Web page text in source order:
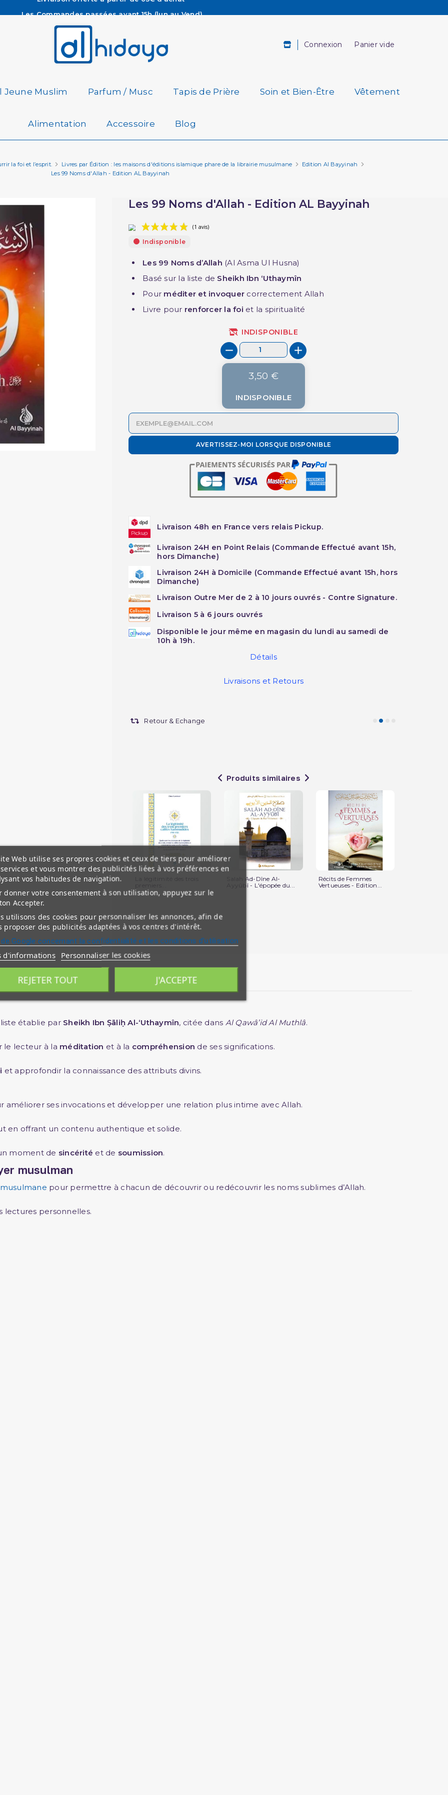
Besoin d'aide ? Retrouvez notre FAQ
Livraison offerte à partir de 65€ d'achat*
Connexion Panier vide
Jeune Muslim Parfum / Musc Tapis de Prière Soin et Bien-Être Vêtement
Alimentation Accessoire Blog
la foi et l’esprit. Livres par Édition : les maisons d'éditions islamique phare de la librairie musulmane
Edition Al Bayyinah
Les 99 Noms d'Allah - Edition AL Bayyinah
Les 99 Noms d'Allah - Edition AL Bayyinah
(1 avis)
Indisponible
Les 99 Noms d’Allah (Al Asma Ul Husna)
Basé sur la liste de Sheikh Ibn ‘Uthaymîn
Pour méditer et invoquer correctement Allah
Livre pour renforcer la foi et la spiritualité
INDISPONIBLE
3,50 €
INDISPONIBLE
AVERTISSEZ-MOI LORSQUE DISPONIBLE
Livraison 48h en France vers relais Pickup.
Livraison 24H en Point Relais (Commande Effectué avant 15h,
hors Dimanche)
Livraison 24H à Domicile (Commande Effectué avant 15h, hors
Dimanche)
Livraison Outre Mer de 2 à 10 jours ouvrés - Contre Signature.
Livraison 5 à 6 jours ouvrés
Disponible le jour même en magasin du lundi au samedi de
10h à 19h.
Détails
Livraisons et Retours
Retour & Echange
Produits similaires
Salah Ad-Dîne Al-
Ayyûbî - L'épopée du...
Récits de Femmes
Vertueuses - Edition...
établie par Sheikh Ibn Ṣāliḥ Al-‘Uthaymîn, citée dans Al Qawâ’id Al Muthlâ.
le lecteur à la méditation et à la compréhension de ses significations.
et approfondir la connaissance des attributs divins.
améliorer ses invocations et développer une relation plus intime avec Allah.
en offrant un contenu authentique et solide.
moment de sincérité et de soumission.
musulman
pour permettre à chacun de découvrir ou redécouvrir les noms sublimes d’Allah.
lectures personnelles.
Web utilise ses propres cookies et ceux de tiers pour améliorer
et vous montrer des publicités liées à vos préférences en
vos habitudes de navigation.
donner votre consentement à son utilisation, appuyez sur le
Accepter.
utilisons des cookies pour personnaliser les annonces, afin de
proposer des publicités adaptées à vos centres d'intérêt.
Google concernant la confidentialité et les conditions d'utilisation
d'informations Personnaliser les cookies
REJETER TOUT J'ACCEPTE